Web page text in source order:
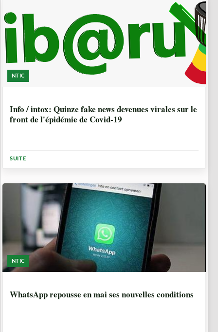
NTIC
Info / intox: Quinze fake news devenues virales sur le
front de l'épidémie de Covid-19
SUITE
NTIC
WhatsApp repousse en mai ses nouvelles conditions